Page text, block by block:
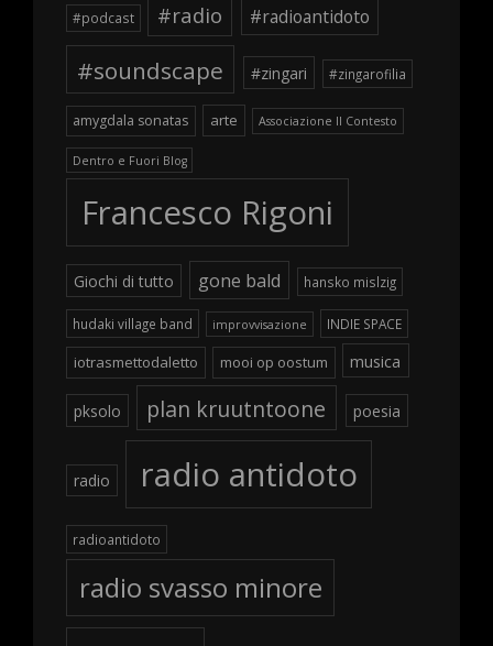
#podcast #radio #radioantidoto
#soundscape #zingari #zingarofilia
amygdala sonatas arte Associazione Il Contesto
Dentro e Fuori Blog
Francesco Rigoni
Giochi di tutto gone bald hansko mislzig
hudaki village band improvvisazione INDIE SPACE
iotrasmettodaletto mooi op oostum musica
pksolo plan kruutntoone poesia
radio radio antidoto
radioantidoto
radio svasso minore